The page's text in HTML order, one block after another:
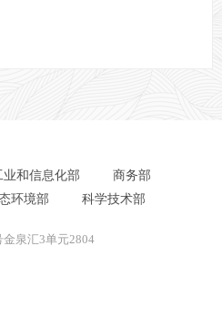
业和信息化部
商务部
环境部 科学技术部
泉汇3单元2804